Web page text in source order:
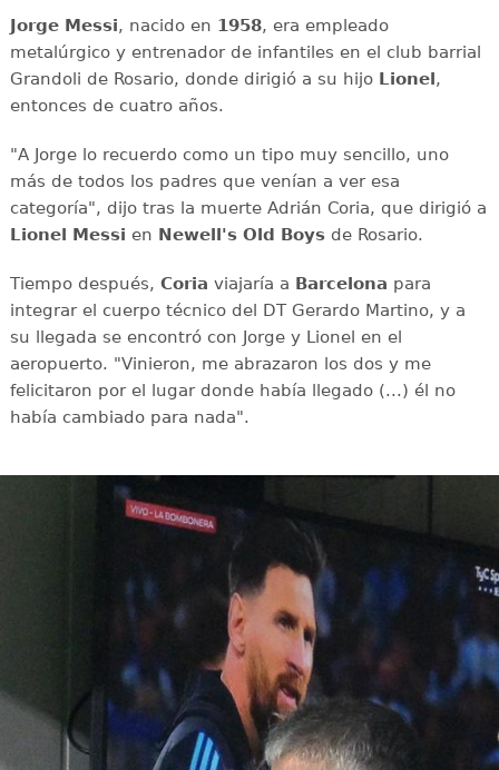
Jorge Messi, nacido en 1958, era empleado
metalúrgico y entrenador de infantiles en el club barrial
Grandoli de Rosario, donde dirigió a su hijo Lionel,
entonces de cuatro años.
"A Jorge lo recuerdo como un tipo muy sencillo, uno
más de todos los padres que venían a ver esa
categoría", dijo tras la muerte Adrián Coria, que dirigió a
Lionel Messi en Newell's Old Boysde Rosario.
Tiempo después, Coria viajaría a Barcelona para
integrar el cuerpo técnico del DT Gerardo Martino, y a
su llegada se encontró con Jorge y Lionel en el
aeropuerto. "Vinieron, me abrazaron los dos y me
felicitaron por el lugar donde había llegado (...) él no
había cambiado para nada".